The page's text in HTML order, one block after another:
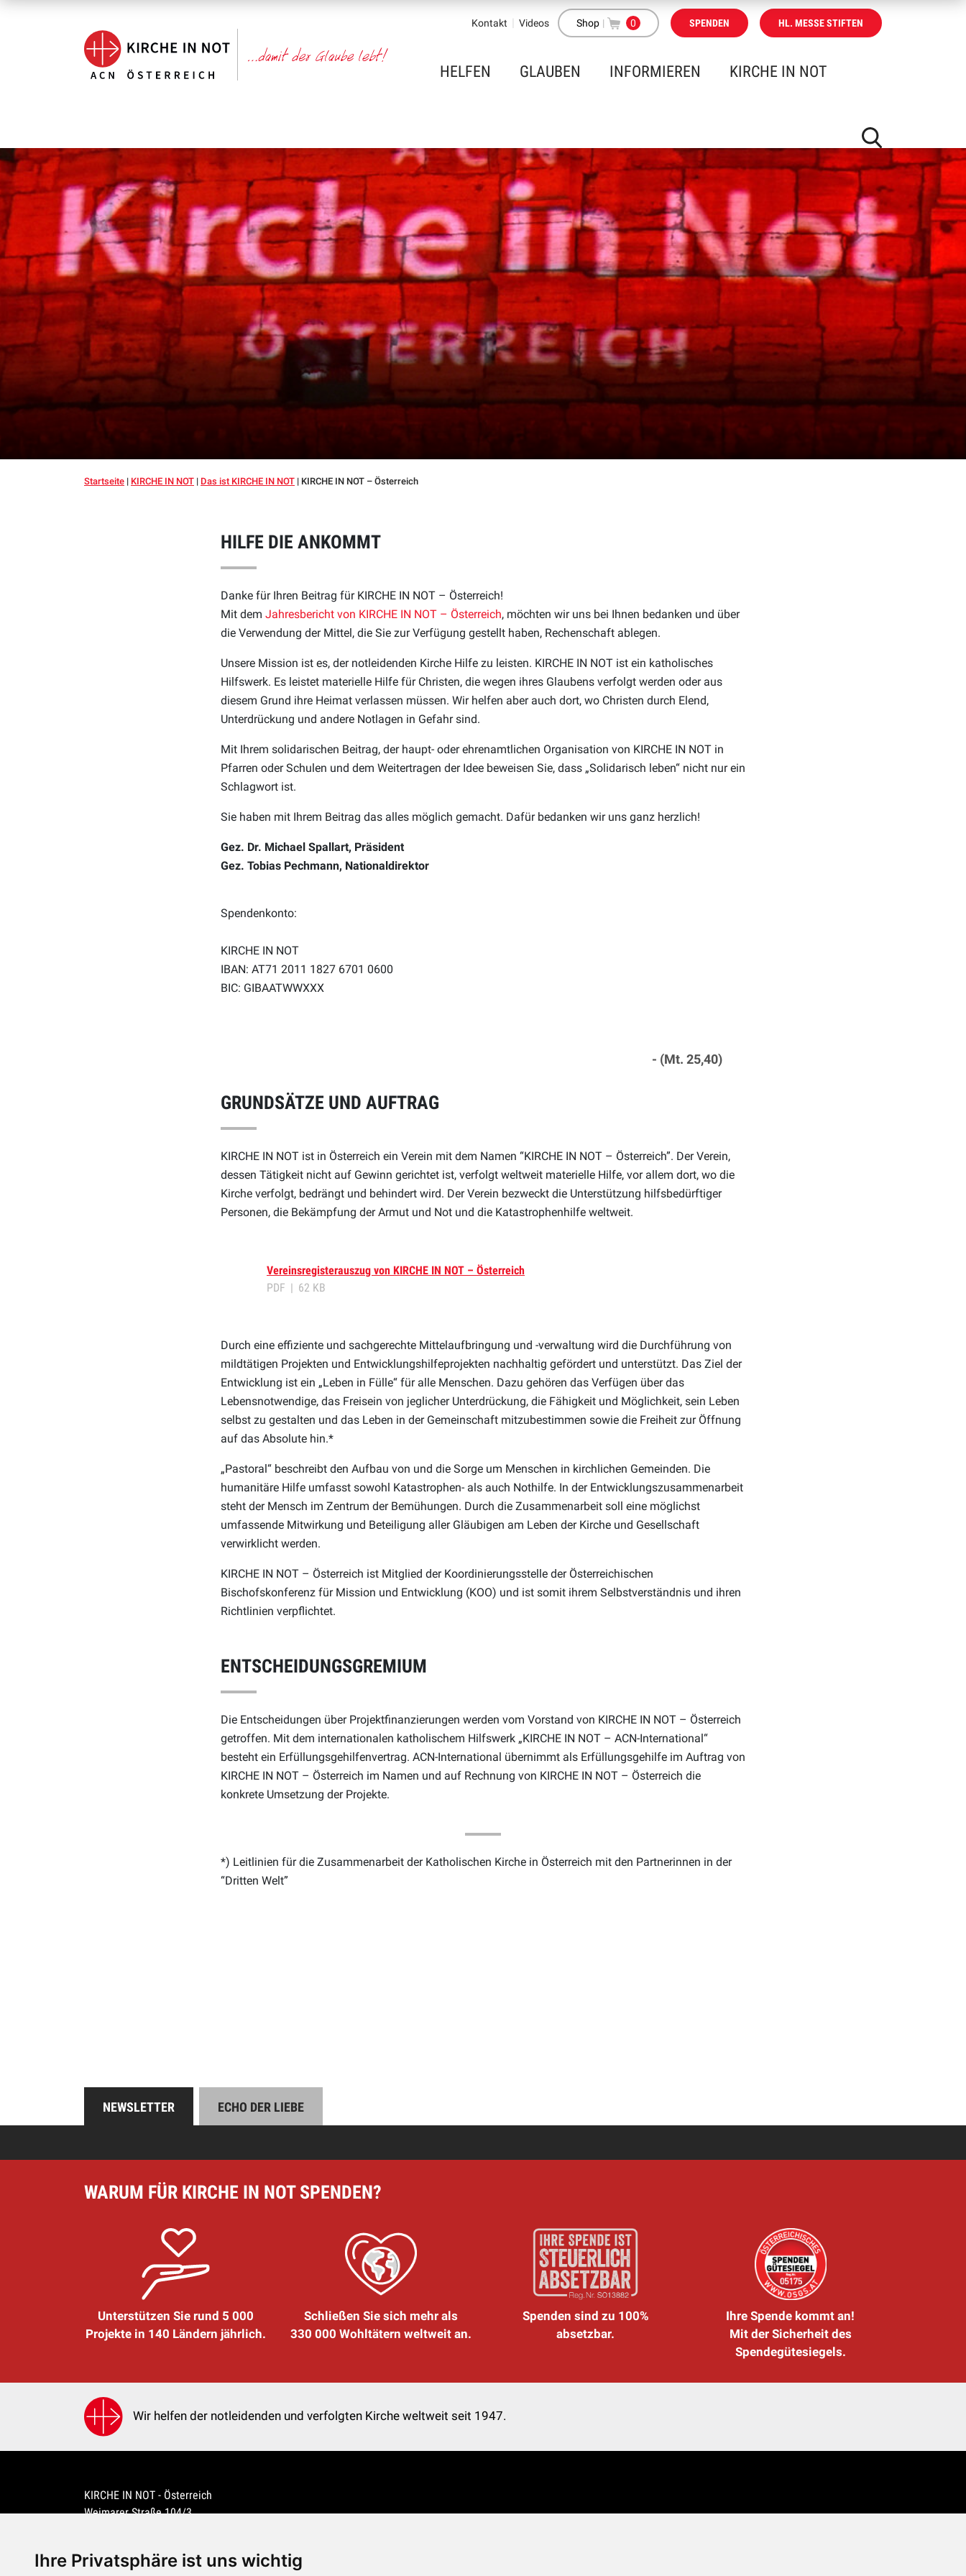
Ihre Privatsphäre ist uns wichtig
Kontakt Videos Shop | 0 SPENDEN HL. MESSE STIFTEN
HELFEN GLAUBEN INFORMIEREN KIRCHE IN NOT
Startseite | KIRCHE IN NOT | Das ist KIRCHE IN NOT | KIRCHE IN NOT – Österreich
HILFE DIE ANKOMMT
Danke für Ihren Beitrag für KIRCHE IN NOT – Österreich!
Mit dem Jahresbericht von KIRCHE IN NOT – Österreich, möchten wir uns bei Ihnen bedanken und über
die Verwendung der Mittel, die Sie zur Verfügung gestellt haben, Rechenschaft ablegen.
Unsere Mission ist es, der notleidenden Kirche Hilfe zu leisten. KIRCHE IN NOT ist ein katholisches
Hilfswerk. Es leistet materielle Hilfe für Christen, die wegen ihres Glaubens verfolgt werden oder aus
diesem Grund ihre Heimat verlassen müssen. Wir helfen aber auch dort, wo Christen durch Elend,
Unterdrückung und andere Notlagen in Gefahr sind.
Mit Ihrem solidarischen Beitrag, der haupt- oder ehrenamtlichen Organisation von KIRCHE IN NOT in
Pfarren oder Schulen und dem Weitertragen der Idee beweisen Sie, dass „Solidarisch leben“ nicht nur ein
Schlagwort ist.
Sie haben mit Ihrem Beitrag das alles möglich gemacht. Dafür bedanken wir uns ganz herzlich!
Gez. Dr. Michael Spallart, Präsident
Gez. Tobias Pechmann, Nationaldirektor
Spendenkonto:
KIRCHE IN NOT
IBAN: AT71 2011 1827 6701 0600
BIC: GIBAATWWXXX
- (Mt. 25,40)
GRUNDSÄTZE UND AUFTRAG
KIRCHE IN NOT ist in Österreich ein Verein mit dem Namen “KIRCHE IN NOT – Österreich”. Der Verein,
dessen Tätigkeit nicht auf Gewinn gerichtet ist, verfolgt weltweit materielle Hilfe, vor allem dort, wo die
Kirche verfolgt, bedrängt und behindert wird. Der Verein bezweckt die Unterstützung hilfsbedürftiger
Personen, die Bekämpfung der Armut und Not und die Katastrophenhilfe weltweit.
Vereinsregisterauszug von KIRCHE IN NOT – Österreich
PDF
62 KB
Durch eine effiziente und sachgerechte Mittelaufbringung und -verwaltung wird die Durchführung von
mildtätigen Projekten und Entwicklungshilfeprojekten nachhaltig gefördert und unterstützt. Das Ziel der
Entwicklung ist ein „Leben in Fülle“ für alle Menschen. Dazu gehören das Verfügen über das
Lebensnotwendige, das Freisein von jeglicher Unterdrückung, die Fähigkeit und Möglichkeit, sein Leben
selbst zu gestalten und das Leben in der Gemeinschaft mitzubestimmen sowie die Freiheit zur Öffnung
auf das Absolute hin.*
„Pastoral“ beschreibt den Aufbau von und die Sorge um Menschen in kirchlichen Gemeinden. Die
humanitäre Hilfe umfasst sowohl Katastrophen- als auch Nothilfe. In der Entwicklungszusammenarbeit
steht der Mensch im Zentrum der Bemühungen. Durch die Zusammenarbeit soll eine möglichst
umfassende Mitwirkung und Beteiligung aller Gläubigen am Leben der Kirche und Gesellschaft
verwirklicht werden.
KIRCHE IN NOT – Österreich ist Mitglied der Koordinierungsstelle der Österreichischen
Bischofskonferenz für Mission und Entwicklung (KOO) und ist somit ihrem Selbstverständnis und ihren
Richtlinien verpflichtet.
ENTSCHEIDUNGSGREMIUM
Die Entscheidungen über Projektfinanzierungen werden vom Vorstand von KIRCHE IN NOT – Österreich
getroffen. Mit dem internationalen katholischem Hilfswerk „KIRCHE IN NOT – ACN-International“
besteht ein Erfüllungsgehilfenvertrag. ACN-International übernimmt als Erfüllungsgehilfe im Auftrag von
KIRCHE IN NOT – Österreich im Namen und auf Rechnung von KIRCHE IN NOT – Österreich die
konkrete Umsetzung der Projekte.
*) Leitlinien für die Zusammenarbeit der Katholischen Kirche in Österreich mit den Partnerinnen in der
“Dritten Welt”
Unterstützen Sie unsere Arbeit mit einer Spende – schnell und einfach online!
NEWSLETTER ECHO DER LIEBE
WARUM FÜR KIRCHE IN NOT SPENDEN?
Unterstützen Sie rund 5 000
Projekte in 140 Ländern jährlich.
Schließen Sie sich mehr als
330 000 Wohltätern weltweit an.
Spenden sind zu 100%
absetzbar.
Ihre Spende kommt an!
Mit der Sicherheit des
Spendegütesiegels.
Wir helfen der notleidenden und verfolgten Kirche weltweit seit 1947.
KIRCHE IN NOT - Österreich
Weimarer Straße 104/3
kin@kircheinnot.at